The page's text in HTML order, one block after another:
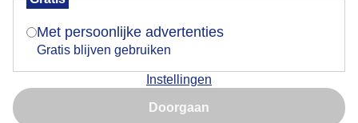
Met persoonlijke advertenties
Gratis blijven gebruiken
Instellingen
Doorgaan
Een Pauw langs de weg
Is goed, toon de popup
Nu niet, misschien later